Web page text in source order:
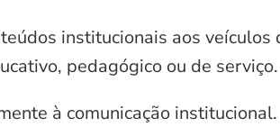
institucionais aos veículos
pedagógico ou de serviço.
à comunicação